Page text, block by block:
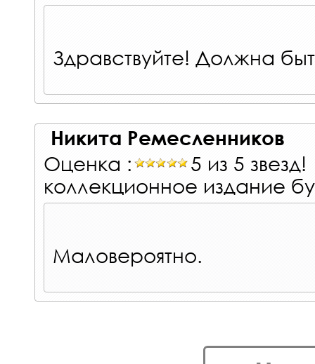
Здравствуйте! Должна
Никита Ремесленников
Оценка :
5 из 5 звезд!
коллекционное издание
Маловероятно.